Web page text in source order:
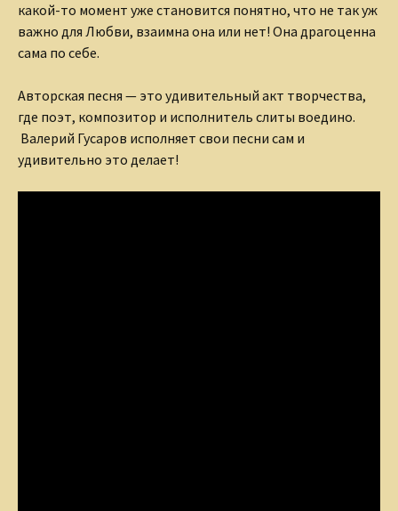
какой-то момент уже становится понятно, что не так уж
важно для Любви, взаимна она или нет! Она драгоценна
сама по себе.
Авторская песня — это удивительный акт творчества,
где поэт, композитор и исполнитель слиты воедино.
Валерий Гусаров исполняет свои песни сам и
удивительно это делает!